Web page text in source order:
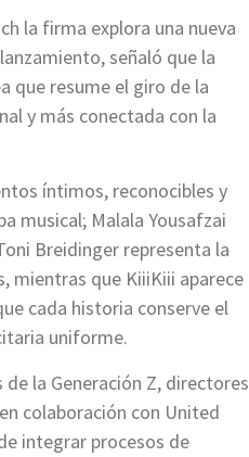
la firma explora una nueva
señaló que la
que resume el giro de la
y más conectada con la
íntimos, reconocibles y
musical; Malala Yousafzai
Breidinger representa la
mientras que KiiiKiii aparece
cada historia conserve el
uniforme.
la Generación Z, directores
colaboración con United
integrar procesos de